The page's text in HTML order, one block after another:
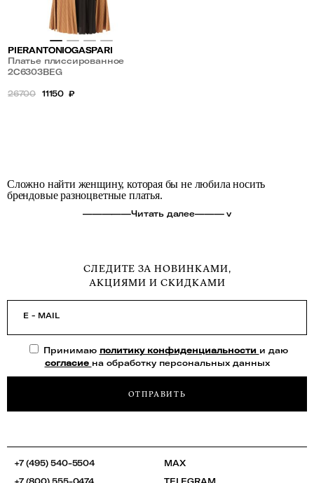
PIERANTONIOGASPARI
Платье плиссированное
двухцветное
2C6303BEG
26700 11150 ₽
Сложно найти женщину, которая бы не любила носить
брендовые разноцветные платья.
—————Читать далее——— v
СЛЕДИТЕ ЗА НОВИНКАМИ,
АКЦИЯМИ И СКИДКАМИ
E - MAIL
Принимаю политику конфиденциальности и даю
согласие на обработку персональных данных
ОТПРАВИТЬ
+7 (495) 540-5504
MAX